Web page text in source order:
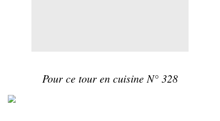
Pour ce tour en cuisine N° 328